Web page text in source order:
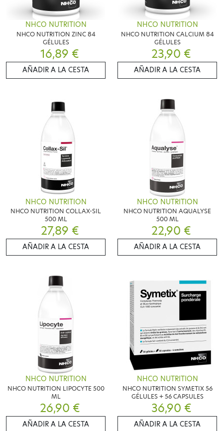
NHCO NUTRITION
NHCO NUTRITION ZINC 84
GÉLULES
16,89 €
AÑADIR A LA CESTA
NHCO NUTRITION
NHCO NUTRITION CALCIUM 84
GÉLULES
23,90 €
AÑADIR A LA CESTA
NHCO NUTRITION
NHCO NUTRITION COLLAX-SIL
500 ML
27,89 €
AÑADIR A LA CESTA
NHCO NUTRITION
NHCO NUTRITION AQUALYSE
500 ML
22,90 €
AÑADIR A LA CESTA
NHCO NUTRITION
NHCO NUTRITION LIPOCYTE 500
ML
26,90 €
AÑADIR A LA CESTA
NHCO NUTRITION
NHCO NUTRITION SYMETIX 56
GÉLULES + 56 CAPSULES
36,90 €
AÑADIR A LA CESTA